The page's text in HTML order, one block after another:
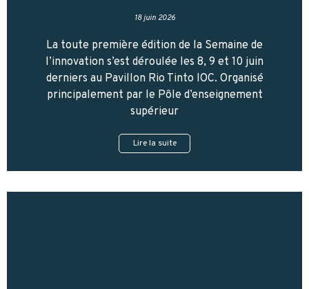
18 juin 2026
La toute première édition de la Semaine de
l’innovation s’est déroulée les 8, 9 et 10 juin
derniers au Pavillon Rio Tinto IOC. Organisé
principalement par le Pôle d’enseignement
supérieur
Lire la suite